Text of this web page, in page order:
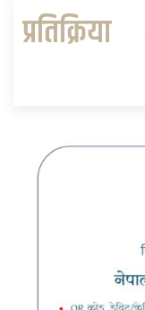
प्रतिक्रिया